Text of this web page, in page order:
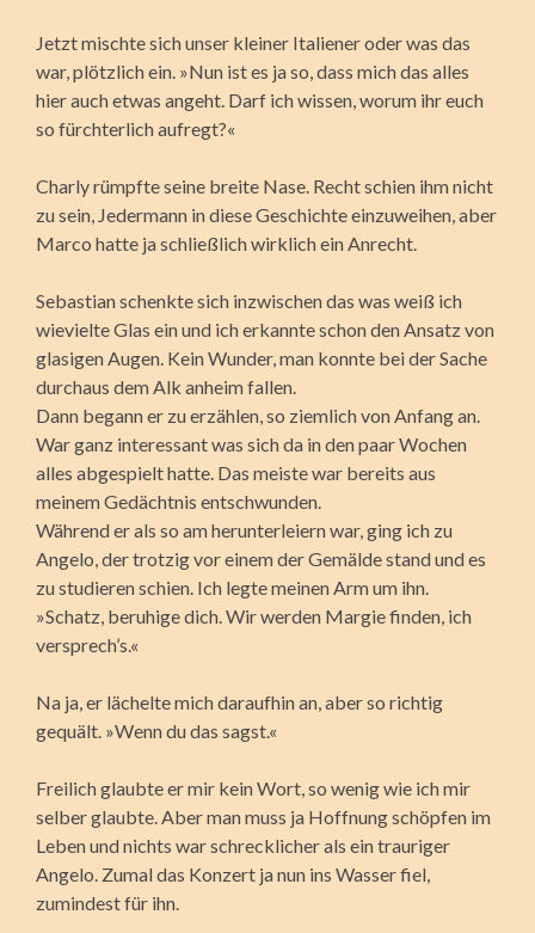
Jetzt mischte sich unser kleiner Italiener oder was das
war, plötzlich ein. »Nun ist es ja so, dass mich das alles
hier auch etwas angeht. Darf ich wissen, worum ihr euch
so fürchterlich aufregt?«
Charly rümpfte seine breite Nase. Recht schien ihm nicht
zu sein, Jedermann in diese Geschichte einzuweihen, aber
Marco hatte ja schließlich wirklich ein Anrecht.
Sebastian schenkte sich inzwischen das was weiß ich
wievielte Glas ein und ich erkannte schon den Ansatz von
glasigen Augen. Kein Wunder, man konnte bei der Sache
durchaus dem Alk anheim fallen.
Dann begann er zu erzählen, so ziemlich von Anfang an.
War ganz interessant was sich da in den paar Wochen
alles abgespielt hatte. Das meiste war bereits aus
meinem Gedächtnis entschwunden.
Während er als so am herunterleiern war, ging ich zu
Angelo, der trotzig vor einem der Gemälde stand und es
zu studieren schien. Ich legte meinen Arm um ihn.
»Schatz, beruhige dich. Wir werden Margie finden, ich
versprech’s.«
Na ja, er lächelte mich daraufhin an, aber so richtig
gequält. »Wenn du das sagst.«
Freilich glaubte er mir kein Wort, so wenig wie ich mir
selber glaubte. Aber man muss ja Hoffnung schöpfen im
Leben und nichts war schrecklicher als ein trauriger
Angelo. Zumal das Konzert ja nun ins Wasser fiel,
zumindest für ihn.